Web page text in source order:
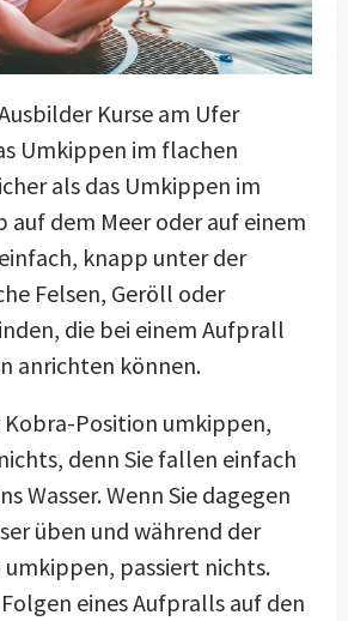
Kurse am Ufer
Umkippen im flachen
als das Umkippen im
auf dem Meer oder auf einem
knapp unter der
Felsen, Geröll oder
die bei einem Aufprall
anrichten können.
Kobra-Position umkippen,
denn Sie fallen einfach
Wasser. Wenn Sie dagegen
üben und während der
passiert nichts.
eines Aufpralls auf den